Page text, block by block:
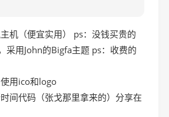
机（便宜实用） ps：没钱买贵的
采用John的Bigfa主题 ps：收费的
用ico和logo
间代码（张戈那里拿来的）分享在